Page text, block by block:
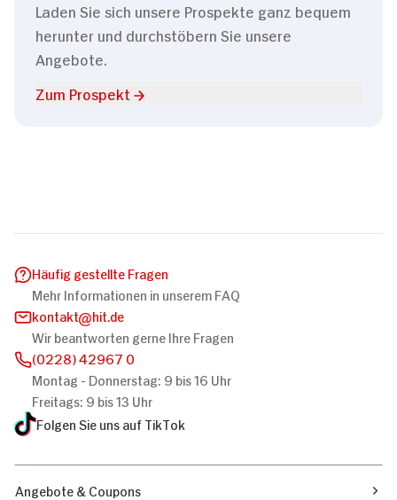
Laden Sie sich unsere Prospekte ganz bequem
herunter und durchstöbern Sie unsere
Angebote.
Zum Prospekt
Häufig gestellte Fragen
Mehr Informationen in unserem FAQ
kontakt
hit.de
Wir beantworten gerne Ihre Fragen
(0228) 42967 0
Montag - Donnerstag: 9 bis 16 Uhr
Freitags: 9 bis 13 Uhr
Folgen Sie uns auf TikTok
Angebote & Coupons